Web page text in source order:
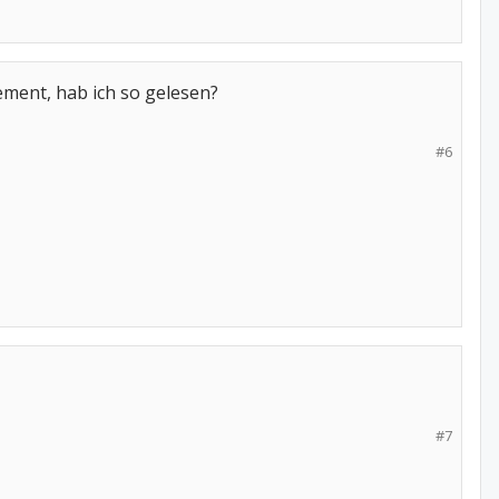
hab ich so gelesen?
#6
#7